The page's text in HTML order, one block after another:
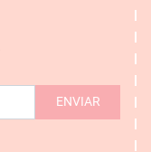
ENVIAR